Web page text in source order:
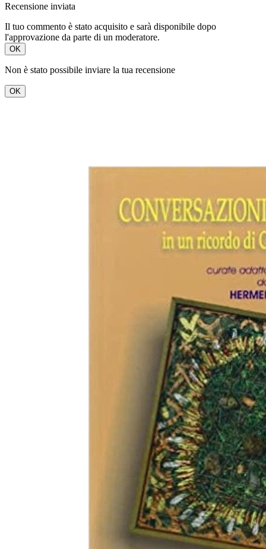
Recensione inviata
Il tuo commento è stato acquisito e sarà disponibile dopo
l'approvazione da parte di un moderatore.
OK
Non è stato possibile inviare la tua recensione
OK